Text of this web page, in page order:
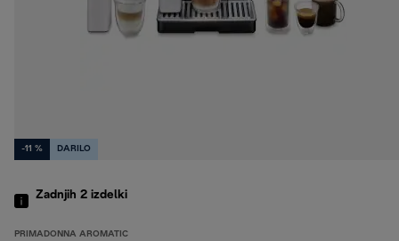
-11 % DARILO
Zadnjih 2 izdelki
PRIMADONNA AROMATIC